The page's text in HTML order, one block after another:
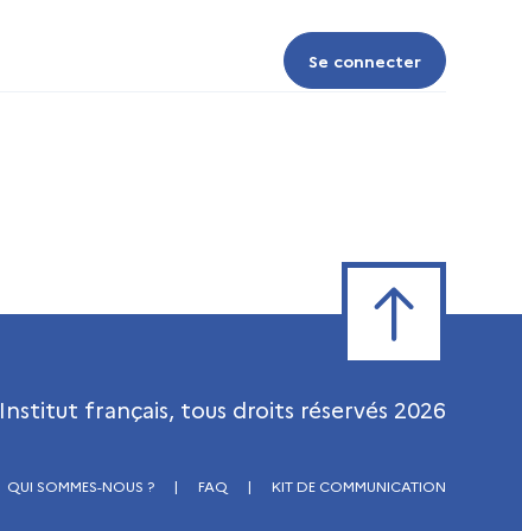
Se connecter
Se connecter
Institut français, tous droits réservés 2026
QUI SOMMES-NOUS ? | FAQ | KIT DE COMMUNICATION